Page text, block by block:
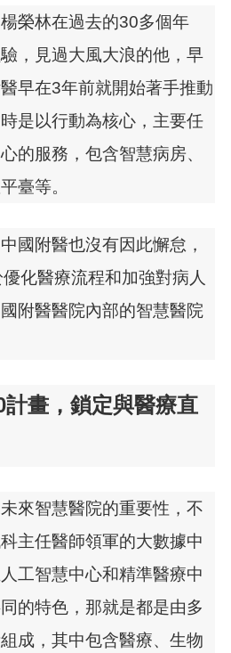
榮林在過去的30多個年
，見過大風大浪的他，早
早在3年前就開始著手推動
是以行動為核心，主要任
的服務，包含智慧病房、
臺等。
國附醫也沒有因此懈怠，
化醫療流程和加強對病人
附醫醫院內部的智慧醫院
畫，鎖定與醫療直
來智慧醫院的重要性，不
主任醫師領軍的大數據中
工智慧中心和精準醫療中
的特色，那就是都是由多
成，其中包含醫療、生物